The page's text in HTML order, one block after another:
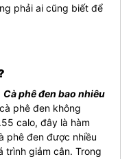
phải ai cũng biết để
Cà phê đen bao nhiêu
phê đen không
calo, đây là hàm
phê đen được nhiều
trình giảm cân. Trong